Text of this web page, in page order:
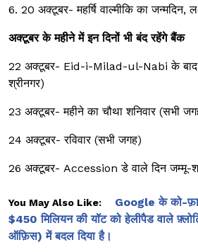
6. 20 अक्टूबर- महर्षि वाल्मीकि का जन्मदिन,
अक्टूबर के महीने में इन दिनों भी बंद रहेंगे बैंक
22 अक्टूबर- Eid-i-Milad-ul-Nabi के बाद
श्रीनगर)
23 अक्टूबर- महीने का चौथा शनिवार (सभी
24 अक्टूबर- रविवार (सभी जगह)
26 अक्टूबर- Accession डे वाले दिन जम्मू-
You May Also Like:
Google के को-
$450 मिलियन की यॉट को हेलीपैड वाले
ऑफ़िस) में बदल दिया है।